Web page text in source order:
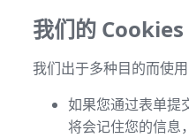
我们的 Cookies
我们出于多种目的而使用
如果您通过表单提
将会记住您的信息